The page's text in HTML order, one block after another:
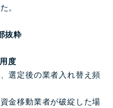
。
抜粋
度
選定後の業者入れ替え頻
金移動業者が破綻した場